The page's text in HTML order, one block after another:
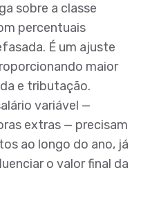
sobre a classe
percentuais
É um ajuste
maior
e tributação.
variável —
extras — precisam
ao longo do ano, já
o valor final da